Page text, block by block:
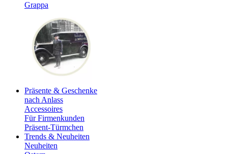
Grappa
Präsente & Geschenke
nach Anlass
Accessoires
Für Firmenkunden
Präsent-Türmchen
Trends & Neuheiten
Neuheiten